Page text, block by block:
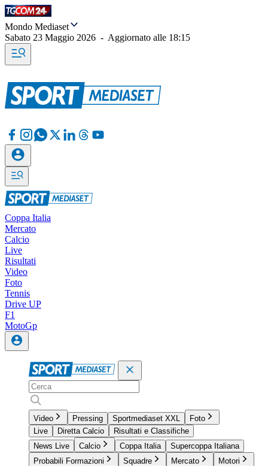
Mondo Mediaset
Sabato 23 Maggio 2026 - Aggiornato alle 18:15
Coppa Italia
Mercato
Calcio
Live
Risultati
Video
Foto
Tennis
Drive UP
F1
MotoGp
Video Pressing Sportmediaset XXL
Foto
Live
Diretta Calcio
Risultati e Classifiche
News Live
Calcio Coppa Italia
Supercoppa Italiana
Probabili Formazioni
Squadre Mercato
Motori